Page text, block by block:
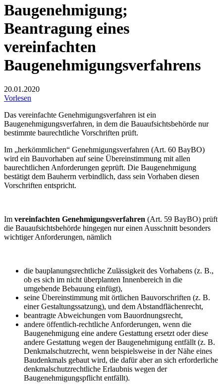
Baugenehmigung;
Beantragung eines
vereinfachten
Baugenehmigungsverfahrens
20.01.2020
Vorlesen
Das vereinfachte Genehmigungsverfahren ist ein
Baugenehmigungsverfahren, in dem die Bauaufsichtsbehörde nur
bestimmte baurechtliche Vorschriften prüft.
Im „herkömmlichen“ Genehmigungsverfahren (Art. 60 BayBO)
wird ein Bauvorhaben auf seine Übereinstimmung mit allen
baurechtlichen Anforderungen geprüft. Die Baugenehmigung
bestätigt dem Bauherrn verbindlich, dass sein Vorhaben diesen
Vorschriften entspricht.
Im vereinfachten Genehmigungsverfahren (Art. 59 BayBO) prüft
die Bauaufsichtsbehörde hingegen nur einen Ausschnitt besonders
wichtiger Anforderungen, nämlich
die bauplanungsrechtliche Zulässigkeit des Vorhabens (z. B.,
ob es sich im nicht überplanten Innenbereich in die
umgebende Bebauung einfügt),
seine Übereinstimmung mit örtlichen Bauvorschriften (z. B.
einer Gestaltungssatzung), und dem Abstandflächenrecht,
beantragte Abweichungen vom Bauordnungsrecht,
andere öffentlich-rechtliche Anforderungen, wenn die
Baugenehmigung eine andere Gestattung ersetzt oder diese
andere Gestattung wegen der Baugenehmigung entfällt (z. B.
Denkmalschutzrecht, wenn beispielsweise in der Nähe eines
Baudenkmals gebaut wird, die dafür aber an sich erforderliche
denkmalschutzrechtliche Erlaubnis wegen der
Baugenehmigungspflicht entfällt).